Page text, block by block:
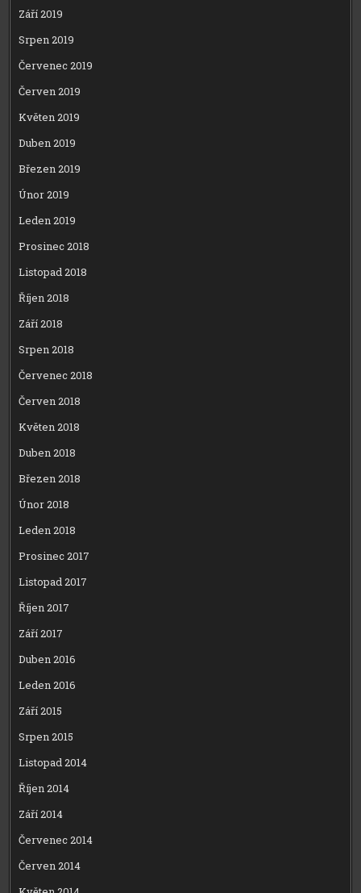
Září 2019
Srpen 2019
Červenec 2019
Červen 2019
Květen 2019
Duben 2019
Březen 2019
Únor 2019
Leden 2019
Prosinec 2018
Listopad 2018
Říjen 2018
Září 2018
Srpen 2018
Červenec 2018
Červen 2018
Květen 2018
Duben 2018
Březen 2018
Únor 2018
Leden 2018
Prosinec 2017
Listopad 2017
Říjen 2017
Září 2017
Duben 2016
Leden 2016
Září 2015
Srpen 2015
Listopad 2014
Říjen 2014
Září 2014
Červenec 2014
Červen 2014